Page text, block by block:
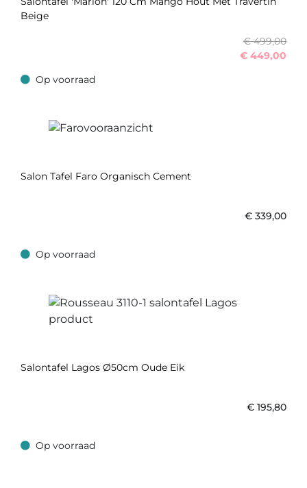
Beige
€ 499,00
€ 449,00
Op voorraad
Op voorraad
Salon Tafel Faro Organisch Cement
€ 339,00
Op voorraad
Op voorraad
Salontafel Lagos Ø50cm Oude Eik
€ 195,80
Op voorraad
Op voorraad